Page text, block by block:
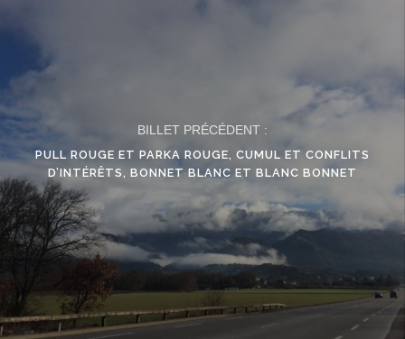
BILLET PRÉCÉDENT :
PULL ROUGE ET PARKA ROUGE, CUMUL ET CONFLITS
D’INTÉRÊTS, BONNET BLANC ET BLANC BONNET